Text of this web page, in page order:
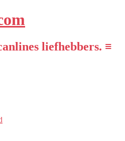
liefhebbers. ≡